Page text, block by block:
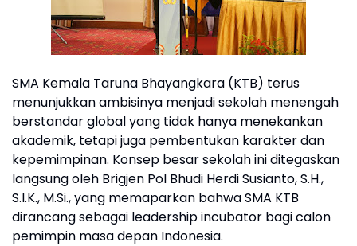
SMA Kemala Taruna Bhayangkara (KTB) terus
menunjukkan ambisinya menjadi sekolah menengah
berstandar global yang tidak hanya menekankan
akademik, tetapi juga pembentukan karakter dan
kepemimpinan. Konsep besar sekolah ini ditegaskan
langsung oleh Brigjen Pol Bhudi Herdi Susianto, S.H.,
S.I.K., M.Si., yang memaparkan bahwa SMA KTB
dirancang sebagai leadership incubator bagi calon
pemimpin masa depan Indonesia.